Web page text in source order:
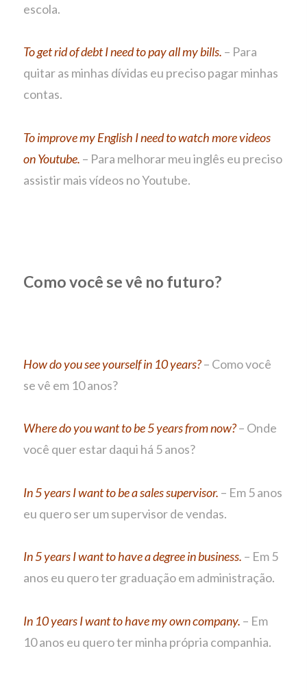
escola.
To get rid of debt I need to pay all my bills. – Para
quitar as minhas dívidas eu preciso pagar minhas
contas.
To improve my English I need to watch more videos
on Youtube. – Para melhorar meu inglês eu preciso
assistir mais vídeos no Youtube.
Como você se vê no futuro?
How do you see yourself in 10 years?– Como você
se vê em 10 anos?
Where do you want to be 5 years from now?– Onde
você quer estar daqui há 5 anos?
In 5 years I want to be a sales supervisor. – Em 5 anos
eu quero ser um supervisor de vendas.
In 5 years I want to have a degree in business. – Em 5
anos eu quero ter graduação em administração.
In 10 years I want to have my own company. – Em
10 anos eu quero ter minha própria companhia.